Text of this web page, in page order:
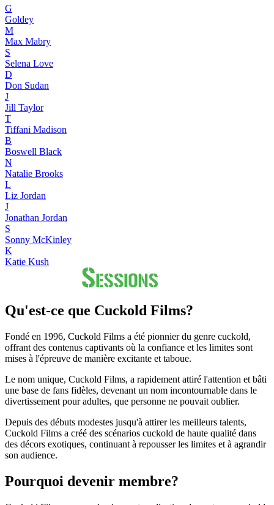
G
Goldey
M
Max Mabry
S
Selena Love
D
Don Sudan
J
Jill Taylor
T
Tiffani Madison
B
Boswell Black
N
Natalie Brooks
L
Liz Jordan
J
Jonathan Jordan
S
Sonny McKinley
K
Katie Kush
Qu'est-ce que Cuckold Films?
Fondé en 1996, Cuckold Films a été pionnier du genre cuckold,
offrant des contenus captivants où la confiance et les limites sont
mises à l'épreuve de manière excitante et taboue.
Le nom unique, Cuckold Films, a rapidement attiré l'attention et bâti
une base de fans fidèles, devenant un nom incontournable dans le
divertissement pour adultes, que personne ne pouvait oublier.
Depuis des débuts modestes jusqu'à attirer les meilleurs talents,
Cuckold Films a créé des scénarios cuckold de haute qualité dans
des décors exotiques, continuant à repousser les limites et à agrandir
son audience.
Pourquoi devenir membre?